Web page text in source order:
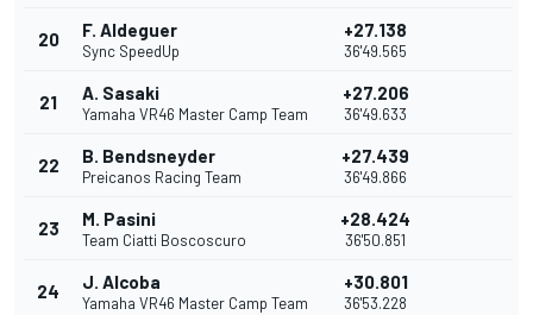
20 F. Aldeguer
Sync SpeedUp
+27.138
36'49.565
21 A. Sasaki
Yamaha VR46 Master Camp Team
+27.206
36'49.633
22 B. Bendsneyder
Preicanos Racing Team
+27.439
36'49.866
23 M. Pasini
Team Ciatti Boscoscuro
+28.424
36'50.851
24 J. Alcoba
Yamaha VR46 Master Camp Team
+30.801
36'53.228